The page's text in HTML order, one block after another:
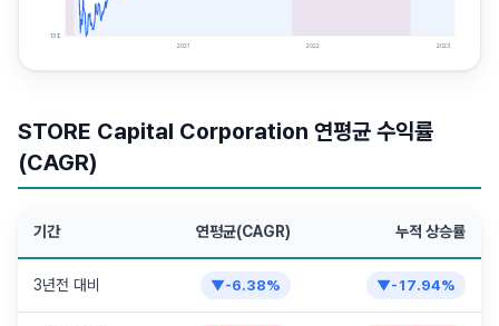
13$
2021 2022 2023
STORE Capital Corporation 연평균 수익률
(CAGR)
기간 연평균(CAGR) 누적 상승률
3년전 대비 ▼-6.38% ▼-17.94%